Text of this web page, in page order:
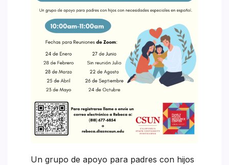
Un grupo de apoyo para padres con hijos